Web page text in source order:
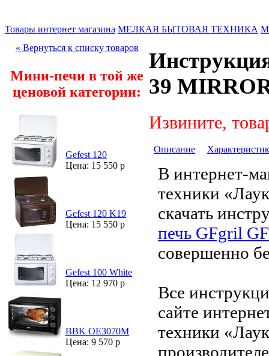
Товары интернет магазина МЕЛКАЯ БЫТОВАЯ ТЕХНИКА
« Вернуться к списку товаров
Мини-печи в той же
ценовой категории:
Gefest 120
Цена: 15 550 р
Gefest 120 K19
Цена: 15 550 р
Gefest 100 White
Цена: 12 970 р
BBK OE3070M
Цена: 9 570 р
39
Извините,
Описание
В интернет-
техники
скачать
печь GFgril
совершенно
Все
сайте
техники